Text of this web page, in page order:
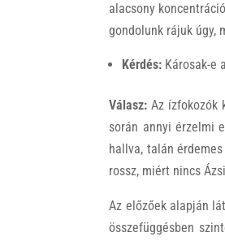
alacsony
gondolunk rájuk úgy,
Kérdés: Károsak-e
Válasz: Az ízfokozók
során annyi érzelmi
hallva, talán
rossz, miért nincs
Az előzőek alapján
összefüggésben